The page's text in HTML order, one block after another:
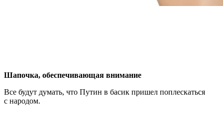
Шапочка, обеспечивающая внимание
Все будут думать, что Путин в басик пришел поплескаться
с народом.